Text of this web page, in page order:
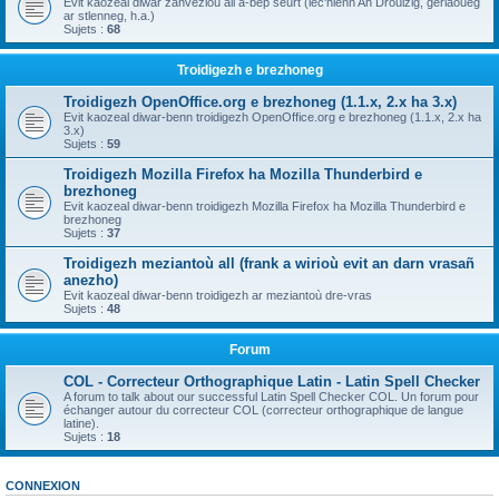
ar stlenneg, h.a.)
Sujets : 68
Troidigezh e brezhoneg
Troidigezh OpenOffice.org e brezhoneg (1.1.x, 2.x ha 3.x)
Evit kaozeal diwar-benn troidigezh OpenOffice.org e brezhoneg (1.1.x, 2.x ha
3.x)
Sujets : 59
Troidigezh Mozilla Firefox ha Mozilla Thunderbird e
brezhoneg
Evit kaozeal diwar-benn troidigezh Mozilla Firefox ha Mozilla Thunderbird e
brezhoneg
Sujets : 37
Troidigezh meziantoù all (frank a wirioù evit an darn vrasañ
anezho)
Evit kaozeal diwar-benn troidigezh ar meziantoù dre-vras
Sujets : 48
Forum
COL - Correcteur Orthographique Latin - Latin Spell Checker
A forum to talk about our successful Latin Spell Checker COL. Un forum pour
échanger autour du correcteur COL (correcteur orthographique de langue
latine).
Sujets : 18
CONNEXION